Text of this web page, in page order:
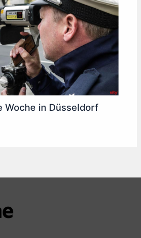
Woche in Düsseldorf